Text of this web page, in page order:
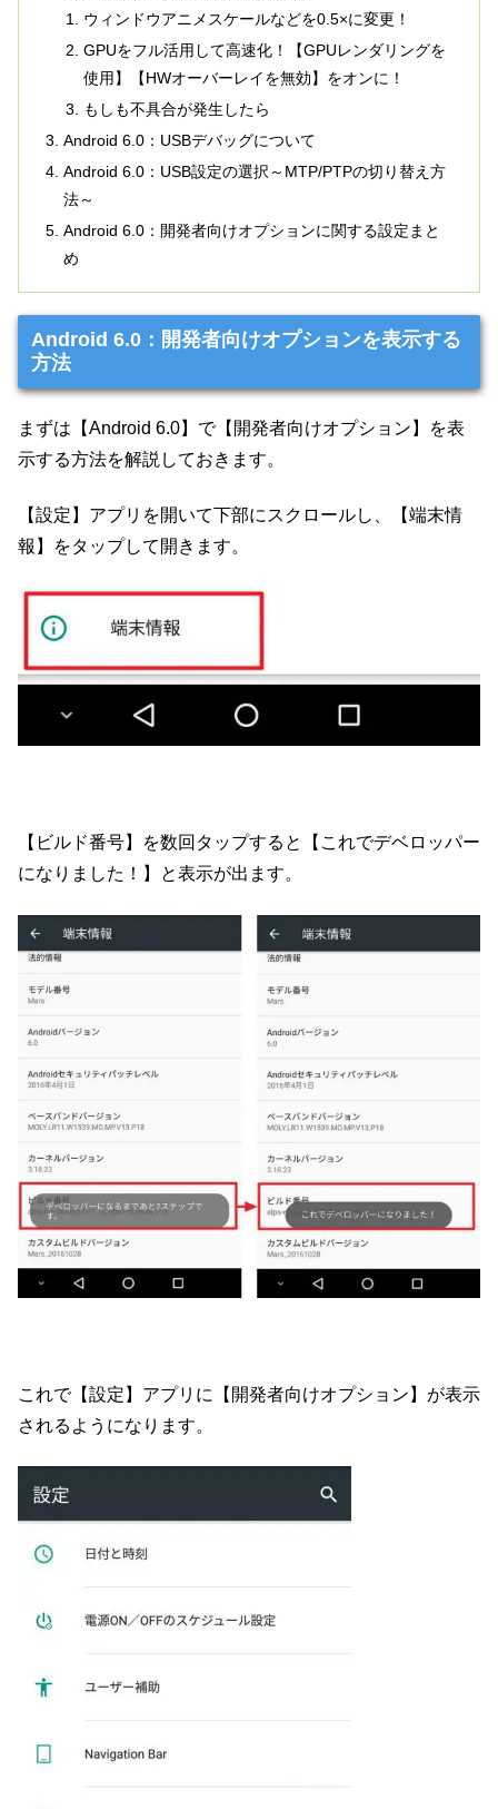
ウィンドウアニメスケールなどを0.5×に変更！
GPUをフル活用して高速化！【GPUレンダリングを
使用】【HWオーバーレイを無効】をオンに！
もしも不具合が発生したら
Android 6.0：USBデバッグについて
Android 6.0：USB設定の選択～MTP/PTPの切り替え方
法～
Android 6.0：開発者向けオプションに関する設定まと
め
Android 6.0：開発者向けオプションを表示する
方法
まずは【Android 6.0】で【開発者向けオプション】を表
示する方法を解説しておきます。
【設定】アプリを開いて下部にスクロールし、【端末情
報】をタップして開きます。
【ビルド番号】を数回タップすると【これでデベロッパー
になりました！】と表示が出ます。
これで【設定】アプリに【開発者向けオプション】が表示
されるようになります。